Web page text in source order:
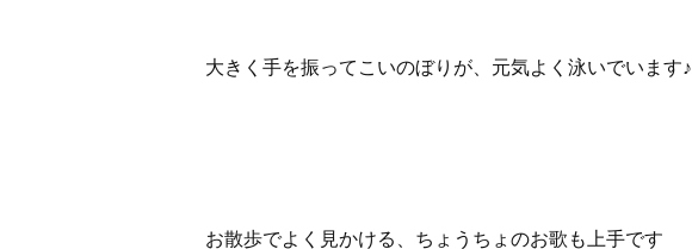
大きく手を振ってこいのぼりが、元気よく泳いでいます♪
お散歩でよく見かける、ちょうちょのお歌も上手です